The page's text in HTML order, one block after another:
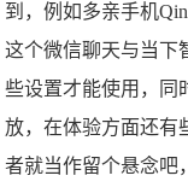
到，例如多亲手机
这个微信聊天与当下
些设置才能使用，同
放，在体验方面还有
者就当作留个悬念吧